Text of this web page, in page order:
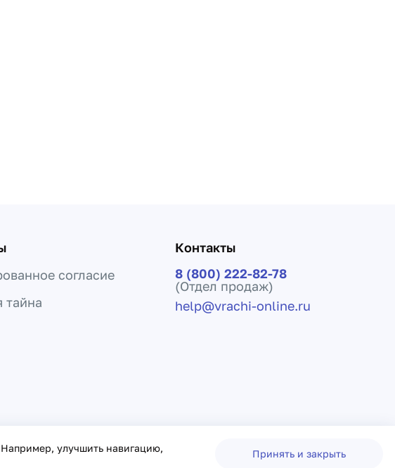
улучшить навигацию,
Принять и закрыть
согласие
тайна
Контакты
8 (800) 222-82-78
(Отдел продаж)
help@vrachi-online.ru